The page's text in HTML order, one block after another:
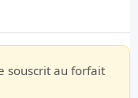
souscrit au forfait